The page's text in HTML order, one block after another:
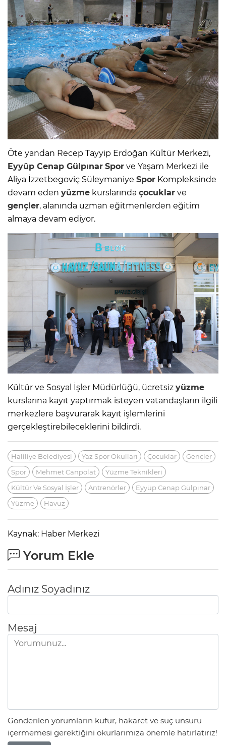
Öte yandan Recep Tayyip Erdoğan Kültür Merkezi,
Eyyüp Cenap Gülpınar Spor ve Yaşam Merkezi ile
Aliya İzzetbegoviç Süleymaniye Spor Kompleksinde
devam eden yüzme kurslarında çocuklar ve
gençler, alanında uzman eğitmenlerden eğitim
almaya devam ediyor.
Kültür ve Sosyal İşler Müdürlüğü, ücretsiz yüzme
kurslarına kayıt yaptırmak isteyen vatandaşların ilgili
merkezlere başvurarak kayıt işlemlerini
gerçekleştirebileceklerini bildirdi.
Haliliye Belediyesi Yaz Spor Okulları Çocuklar
Gençler
Spor
Mehmet Canpolat
Yüzme Teknikleri
Kültür Ve Sosyal İşler
Antrenörler
Eyyüp Cenap Gülpınar
Yüzme
Havuz
Kaynak: Haber Merkezi
Yorum Ekle
Adınız Soyadınız
Mesaj
Gönderilen yorumların küfür, hakaret ve suç unsuru
içermemesi gerektiğini okurlarımıza önemle hatırlatırız!